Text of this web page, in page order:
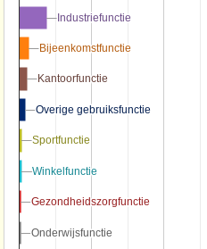
Industriefunctie
Industriefunctie
Bijeenkomstfunctie
Bijeenkomstfunctie
Kantoorfunctie
Kantoorfunctie
Overige gebruiksfunctie
Overige gebruiksfunctie
Sportfunctie
Sportfunctie
Winkelfunctie
Winkelfunctie
Gezondheidszorgfunctie
Gezondheidszorgfunctie
Onderwijsfunctie
Onderwijsfunctie